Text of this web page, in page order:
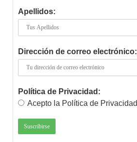
Apellidos:
Dirección de correo electrónico:
Política de Privacidad:
Acepto la Política de Privacidad